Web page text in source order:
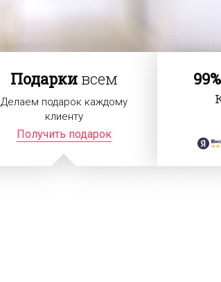
Подаркивсем
Делаем подарок каждому
клиенту
Получить подарок
99%